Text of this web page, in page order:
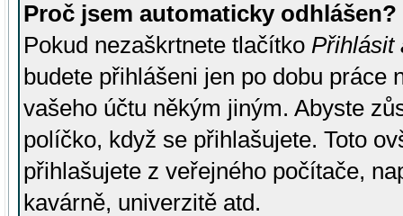
Proč jsem automaticky odhlášen?
Pokud nezaškrtnete tlačítko Přihlásit
budete přihlášeni jen po dobu práce
vašeho účtu někým jiným. Abyste
políčko, když se přihlašujete. Toto
přihlašujete z veřejného počítače,
kavárně, univerzitě atd.